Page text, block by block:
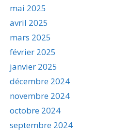
mai 2025
avril 2025
mars 2025
février 2025
janvier 2025
décembre 2024
novembre 2024
octobre 2024
septembre 2024